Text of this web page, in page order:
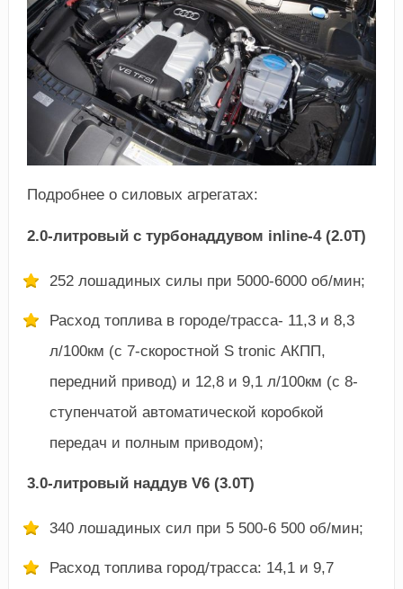
Подробнее о силовых агрегатах:
2.0-литровый с турбонаддувом inline-4 (2.0T)
252 лошадиных силы при 5000-6000 об/мин;
Расход топлива в городе/трасса- 11,3 и 8,3
л/100км (с 7-скоростной S tronic АКПП,
передний привод) и 12,8 и 9,1 л/100км (с 8-
ступенчатой автоматической коробкой
передач и полным приводом);
3.0-литровый наддув V6 (3.0T)
340 лошадиных сил при 5 500-6 500 об/мин;
Расход топлива город/трасса: 14,1 и 9,7